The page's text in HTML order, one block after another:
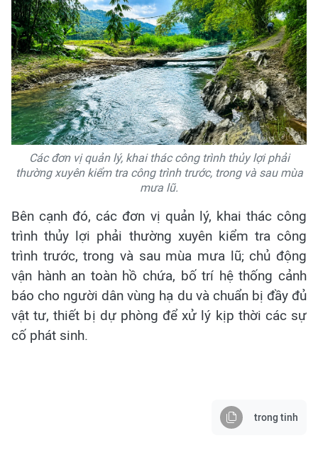
Các đơn vị quản lý, khai thác công trình thủy lợi phải
thường xuyên kiểm tra công trình trước, trong và sau mùa
mưa lũ.
Bên cạnh đó, các đơn vị quản lý, khai thác công
trình thủy lợi phải thường xuyên kiểm tra công
trình trước, trong và sau mùa mưa lũ; chủ động
vận hành an toàn hồ chứa, bố trí hệ thống cảnh
báo cho người dân vùng hạ du và chuẩn bị đầy đủ
vật tư, thiết bị dự phòng để xử lý kịp thời các sự
cố phát sinh.
trong tinh